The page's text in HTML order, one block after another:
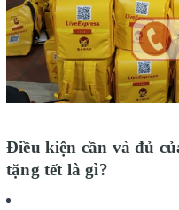
Điều kiện cần và đủ
tặng tết là gì?